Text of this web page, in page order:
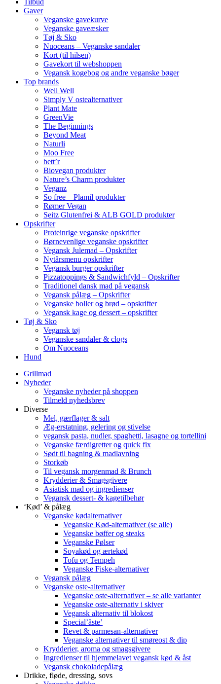
Gaver
Veganske gavekurve
Veganske gaveæsker
Tøj & Sko
Nuoceans – Veganske sandaler
Kort (til hilsen)
Gavekort til webshoppen
Vegansk kogebog og andre veganske bøger
Top brands
Well Well
Simply V ostealternativer
Plant Mate
GreenVie
The Beginnings
Beyond Meat
Naturli
Moo Free
bett’r
Biovegan produkter
Nature’s Charm produkter
Veganz
So free – Plamil produkter
Rømer Vegan
Seitz Glutenfrei & ALB GOLD produkter
Opskrifter
Proteinrige veganske opskrifter
Børnevenlige veganske opskrifter
Vegansk Julemad – Opskrifter
Nytårsmenu opskrifter
Vegansk burger opskrifter
Pizzatoppings & Sandwichfyld – Opskrifter
Traditionel dansk mad på vegansk
Vegansk pålæg – Opskrifter
Veganske boller og brød – opskrifter
Vegansk kage og dessert – opskrifter
Tøj & Sko
Vegansk tøj
Veganske sandaler & clogs
Om Nuoceans
Hund
Grillmad
Nyheder
Veganske nyheder på shoppen
Tilmeld nyhedsbrev
Diverse
Mel, gærflager & salt
Æg-erstatning, gelering og stivelse
vegansk pasta, nudler, spaghetti, lasagne og tortellini
Veganske færdigretter og quick fix
Sødt til bagning & madlavning
Storkøb
Til vegansk morgenmad & Brunch
Krydderier & Smagsgivere
Asiatisk mad og ingredienser
Vegansk dessert- & kagetilbehør
‘Kød’ & pålæg
Veganske kødalternativer
Veganske Kød-alternativer (se alle)
Veganske bøffer og steaks
Veganske Pølser
Soyakød og ærtekød
Tofu og Tempeh
Veganske Fiske-alternativer
Vegansk pålæg
Veganske oste-alternativer
Veganske oste-alternativer – se alle varianter
Veganske oste-alternativ i skiver
Vegansk alternativ til blokost
Special’åste’
Revet & parmesan-alternativer
Veganske alternativer til smøreost & dip
Krydderier, aroma og smagsgivere
Ingredienser til hjemmelavet vegansk kød & åst
Vegansk chokoladepålæg
Drikke, fløde, dressing, sovs